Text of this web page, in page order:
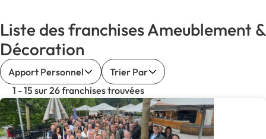
Liste des franchises Ameublement &
Décoration
Apport Personnel
Trier Par
1 - 15 sur 26 franchises trouvées